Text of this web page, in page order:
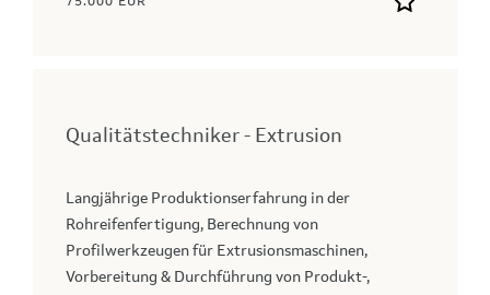
Qualitätstechniker - Extrusion
Langjährige Produktionserfahrung in der
Rohreifenfertigung, Berechnung von
Profilwerkzeugen für Extrusionsmaschinen,
Vorbereitung & Durchführung von Produkt-,